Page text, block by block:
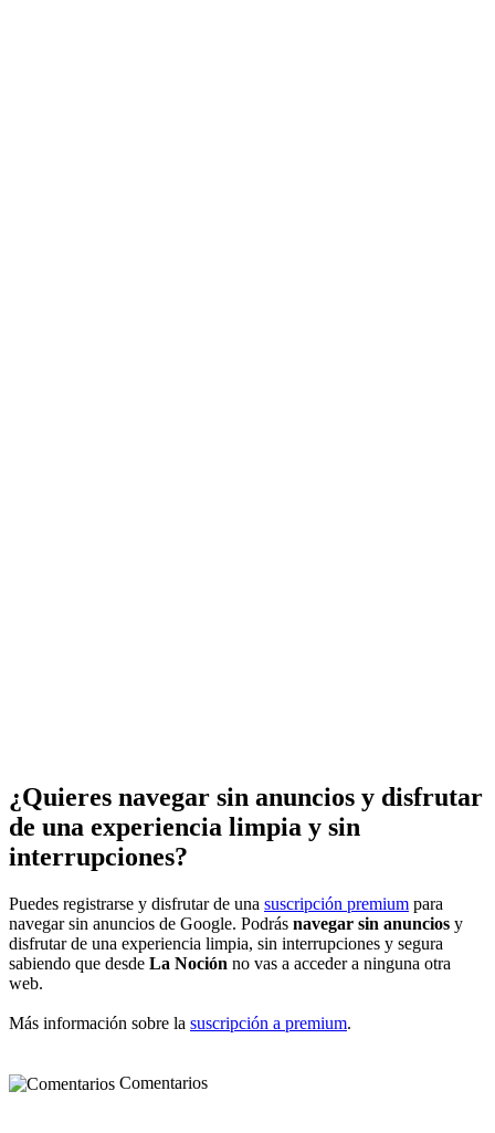
¿Quieres navegar sin anuncios y disfrutar
de una experiencia limpia y sin
interrupciones?
Puedes registrarse y disfrutar de una suscripción premium para
navegar sin anuncios de Google. Podrás navegar sin anuncios y
disfrutar de una experiencia limpia, sin interrupciones y segura
sabiendo que desde La Noción no vas a acceder a ninguna otra
web.
Más información sobre la suscripción a premium.
Comentarios